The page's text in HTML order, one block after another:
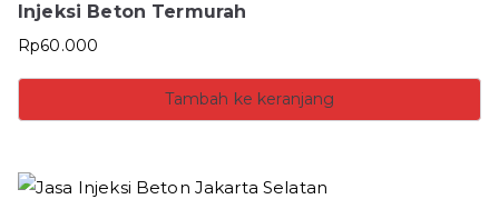
Injeksi Beton Termurah
Rp60.000
Tambah ke keranjang